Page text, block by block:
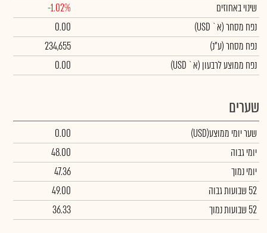
שינוי באחוזים
-1.02%
נפח מסחר(א` USD)
0.00
נפח מסחר(ע"נ)
234,655
נפח ממוצע לרבעון (א` USD)
0.00
שערים
שער יומי ממוצע(USD)
0.00
יומי גבוה
48.00
יומי נמוך
47.36
52 שבועות גבוה
49.00
52 שבועות נמוך
36.33